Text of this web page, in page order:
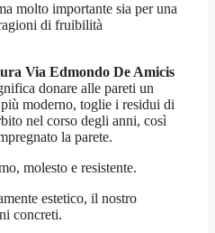
molto importante sia per una
di fruibilità
Via Edmondo De Amicis
donare alle pareti un
moderno, toglie i residui di
nel corso degli anni, così
la parete.
molesto e resistente.
estetico, il nostro
concreti.